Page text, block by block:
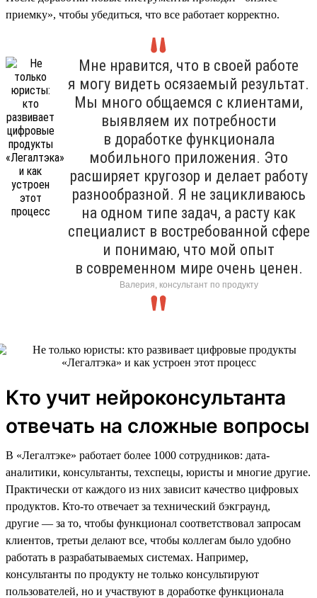
приемку», чтобы убедиться, что все работает корректно.
Мне нравится, что в своей работе
я могу видеть осязаемый результат.
Мы много общаемся с клиентами,
выявляем их потребности
в доработке функционала
мобильного приложения. Это
расширяет кругозор и делает работу
разнообразной. Я не зацикливаюсь
на одном типе задач, а расту как
специалист в востребованной сфере
и понимаю, что мой опыт
в современном мире очень ценен.
Валерия, консультант по продукту
Кто учит нейроконсультанта
отвечать на сложные вопросы
В «Легалтэке» работает более 1000 сотрудников: дата-
аналитики, консультанты, техспецы, юристы и многие другие.
Практически от каждого из них зависит качество цифровых
продуктов. Кто-то отвечает за технический бэкграунд,
другие — за то, чтобы функционал соответствовал запросам
клиентов, третьи делают все, чтобы коллегам было удобно
работать в разрабатываемых системах. Например,
консультанты по продукту не только консультируют
пользователей, но и участвуют в доработке функционала